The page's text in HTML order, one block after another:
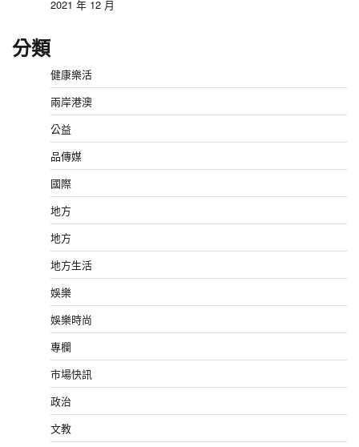
2021 年 12 月
分類
健康樂活
兩岸港澳
公益
品傳媒
國際
地方
地方
地方生活
娛樂
娛樂時尚
專欄
市場快訊
政治
文教